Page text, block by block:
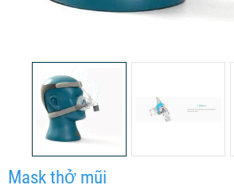
Mask thở mũi